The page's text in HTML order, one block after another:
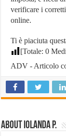
verificare i
online.
Ti è piaciuta
[Totale:0
ADV - Articolo
About Iolanda P.